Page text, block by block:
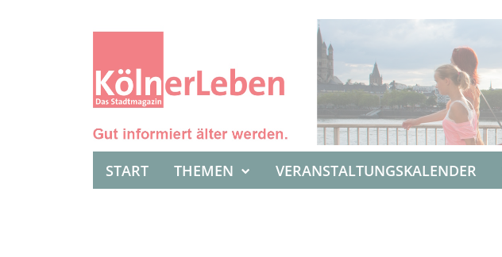
START THEMEN VERANSTALTUNGSKALENDER